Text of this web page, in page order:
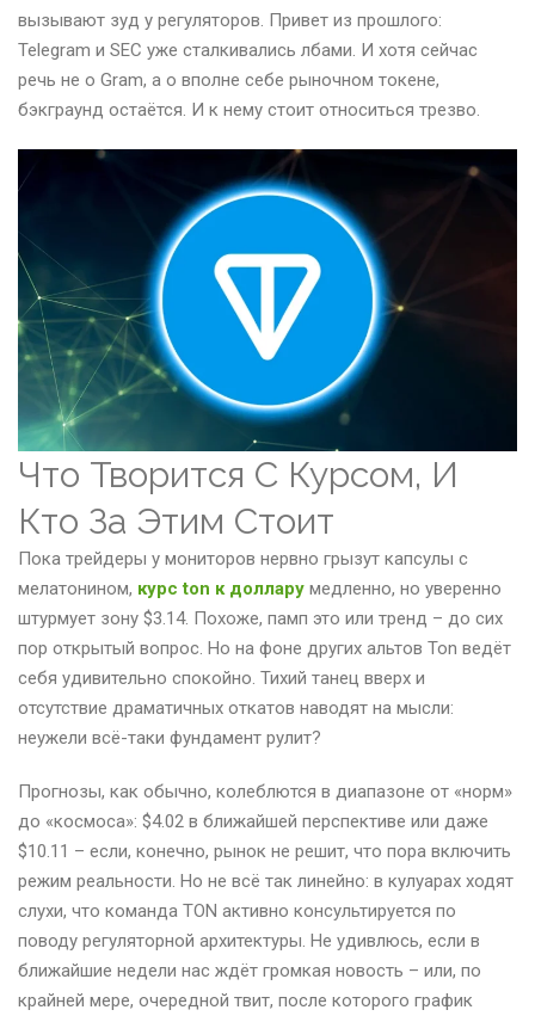
вызывают зуд у регуляторов. Привет из прошлого:
Telegram и SEC уже сталкивались лбами. И хотя сейчас
речь не о Gram, а о вполне себе рыночном токене,
бэкграунд остаётся. И к нему стоит относиться трезво.
Что Творится С Курсом, И
Кто За Этим Стоит
Пока трейдеры у мониторов нервно грызут капсулы с
мелатонином, курс ton к доллару медленно, но уверенно
штурмует зону $3.14. Похоже, памп это или тренд – до сих
пор открытый вопрос. Но на фоне других альтов Ton ведёт
себя удивительно спокойно. Тихий танец вверх и
отсутствие драматичных откатов наводят на мысли:
неужели всё-таки фундамент рулит?
Прогнозы, как обычно, колеблются в диапазоне от «норм»
до «космоса»: $4.02 в ближайшей перспективе или даже
$10.11 – если, конечно, рынок не решит, что пора включить
режим реальности. Но не всё так линейно: в кулуарах ходят
слухи, что команда TON активно консультируется по
поводу регуляторной архитектуры. Не удивлюсь, если в
ближайшие недели нас ждёт громкая новость – или, по
крайней мере, очередной твит, после которого график